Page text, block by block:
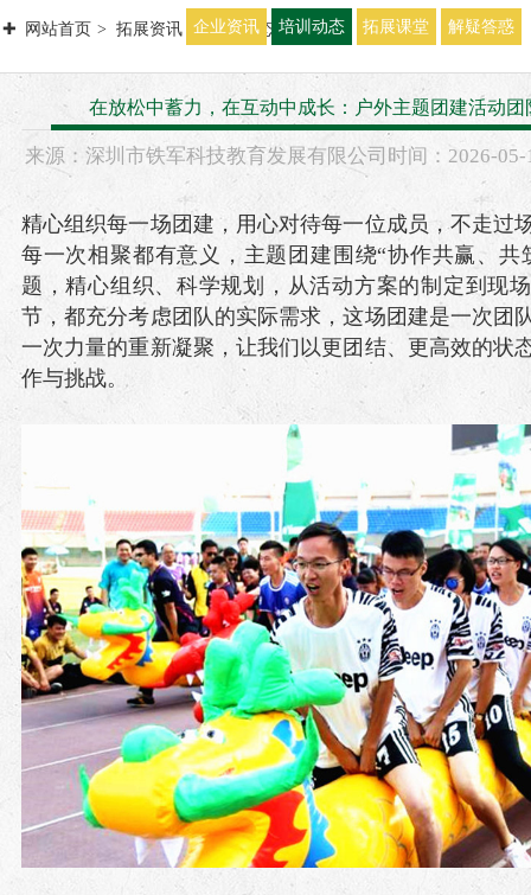
网站首页 拓展资讯 培训动态
企业资讯 培训动态 拓展课堂 解疑答惑
在放松中蓄力，在互动中成长：户外主题团建活动团
来源： 深圳市铁军科技教育发展有限公司 时间： 2026-05-
精心组织每一场团建，用心对待每一位成员，不走过
每一次相聚都有意义，主题团建围绕“协作共赢、共
题，精心组织、科学规划，从活动方案的制定到现
节，都充分考虑团队的实际需求，这场团建是一次团
一次力量的重新凝聚，让我们以更团结、更高效的状
作与挑战。